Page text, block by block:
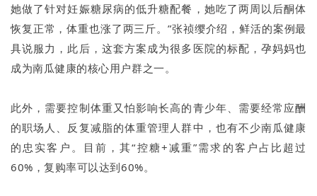
她做了针对妊娠糖尿病的低升糖配餐，她吃了两周以后酮体
恢复正常，体重也涨了两三斤。”张祯缨介绍，鲜活的案例最
具说服力，此后，这套方案成为很多医院的标配，孕妈妈也
成为南瓜健康的核心用户群之一。
此外，需要控制体重又怕影响长高的青少年、需要经常应酬
的职场人、反复减脂的体重管理人群中，也有不少南瓜健康
的忠实客户。目前，其“控糖+减重”需求的客户占比超过
60%，复购率可以达到60%。